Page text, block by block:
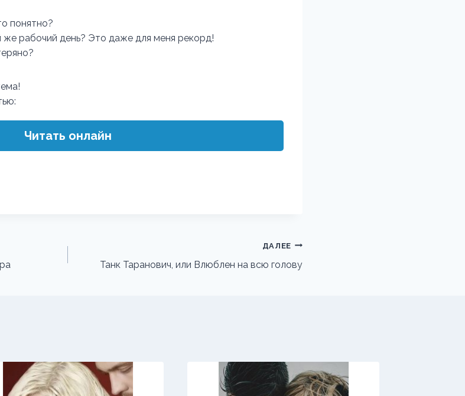
понятно?
рабочий день? Это даже для меня рекорд!
Читать онлайн
ДАЛЕЕ
Танк Таранович, или Влюблен на всю голову